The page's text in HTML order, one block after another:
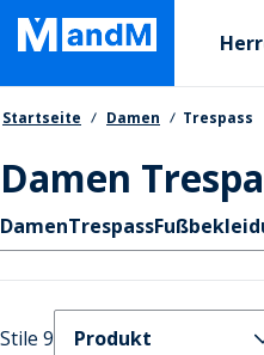
Skip
main
content
Primary
Brotkrumen
Startseite Damen Trespass
Damen
Schnellzugriff
DamenTrespass
Stile 9 Produkt